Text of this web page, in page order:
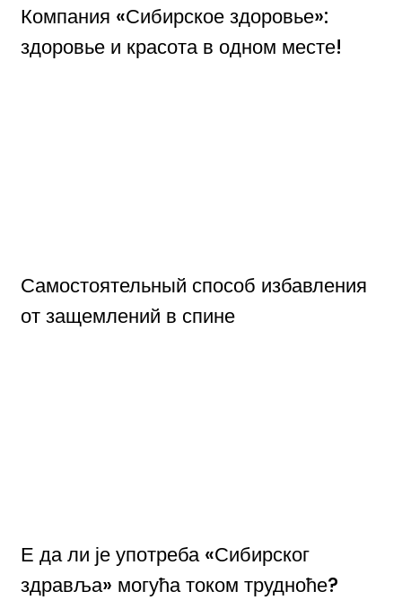
Компания «Сибирское здоровье»:
здоровье и красота в одном месте!
Самостоятельный способ избавления
от защемлений в спине
Е да ли је употреба «Сибирског
здравља» могућа током трудноће?